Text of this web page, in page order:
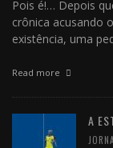
Pois é!… Depois
crônica acusando
existência, uma
Read more
A